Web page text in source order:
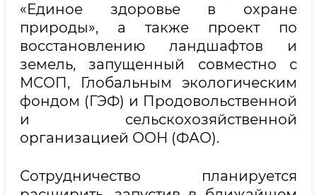
«Единое здоровье в охране
природы», а также проект по
восстановлению ландшафтов и
земель, запущенный совместно с
МСОП, Глобальным экологическим
фондом (ГЭФ) и Продовольственной
и сельскохозяйственной
организацией ООН (ФАО).
Сотрудничество планируется